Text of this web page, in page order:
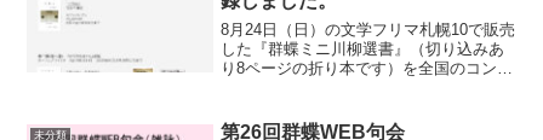
8月24日（日）の文学フリマ札幌10で販売
した『群蝶ミニ川柳選書』（切り込みあ
り8ページの折り本です）を全国のコンビ
プリント登録しました。詳細は下記の通
未分類 第26回群蝶WEB句会